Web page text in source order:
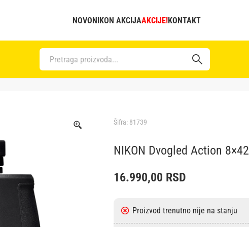
NOVONIKON AKCIJAAKCIJE!KONTAKT
Šifra: 81739
NIKON Dvogled Action 8×42
16.990,00 RSD